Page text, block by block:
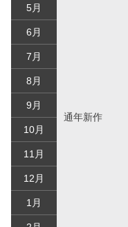
通年新作
5月
6月
7月
8月
9月
10月
11月
12月
1月